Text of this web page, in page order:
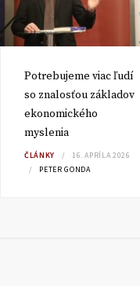
Potrebujeme viac ľudí
so znalosťou základov
ekonomického
myslenia
ČLÁNKY
16. APRÍLA 2026
PETER GONDA